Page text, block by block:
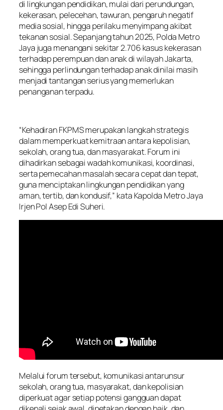
di lingkungan pendidikan, mulai dari perundungan,
kekerasan, pelecehan, tawuran, pengaruh negatif
media sosial, hingga perilaku menyimpang akibat
tekanan sosial. Sepanjang tahun 2025, Polda Metro
Jaya juga menangani sekitar 2.706 kasus kekerasan
terhadap perempuan dan anak di wilayah Jakarta,
sehingga perlindungan terhadap anak dinilai masih
menjadi tantangan serius yang memerlukan
penanganan terpadu.
“Kehadiran FKPMS merupakan langkah strategis
dalam memperkuat kemitraan antara kepolisian,
sekolah, orang tua, dan masyarakat. Forum ini
dihadirkan sebagai wadah komunikasi, koordinasi,
serta pemecahan masalah secara cepat dan tepat,
guna menciptakan lingkungan pendidikan yang
aman, tertib, dan kondusif,” kata Kapolda Metro Jaya
Irjen Pol Asep Edi Suheri.
Melalui forum tersebut, komunikasi antarunsur
sekolah, orang tua, masyarakat, dan kepolisian
diperkuat agar setiap potensi gangguan dapat